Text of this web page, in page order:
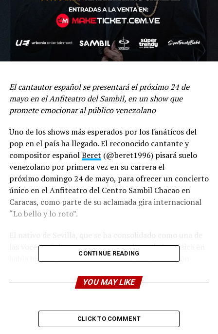
El cantautor español se presentará el próximo 24 de
mayo en el Anfiteatro del Sambil, en un show que
promete emocionar al público venezolano
Uno de los shows más esperados por los fanáticos del
pop en el país ha llegado. El reconocido cantante y
compositor españolBeret (@beret1996) pisará suelo
venezolano por primera vez en su carrera el
próximodomingo 24 de mayo, para ofrecer un concierto
único en el Anfiteatro del Centro Sambil Chacao en
Caracas, como parte de su aclamada gira internacional
“Lo bello y lo roto”.
El nativo de Sevilla, que se ha consolidado como una de
las voces más honestas y conmovedoras de la música en
habla hispana, llega a Venezuela bajo la producción
Emporio Group (@emporiogroup). Y este concierto
desde sus inicios independientes en internet hasta
convertirse en una estrella global con millones de
CONTINUE READING
YOU MAY LIKE
CLICK TO COMMENT